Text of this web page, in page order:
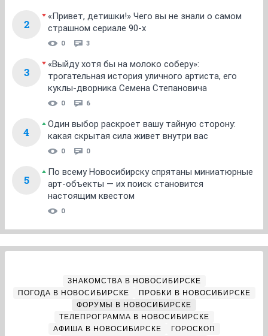
2
«Привет, детишки!» Чего вы не знали о самом
страшном сериале 90-х
0 3
3
«Выйду хотя бы на молоко соберу»:
трогательная история уличного артиста, его
куклы-дворника Семена Степановича
0 6
4
Один выбор раскроет вашу тайную сторону:
какая скрытая сила живет внутри вас
0 0
5
По всему Новосибирску спрятаны миниатюрные
арт-объекты — их поиск становится
настоящим квестом
0
ЗНАКОМСТВА В НОВОСИБИРСКЕ
ПОГОДА В НОВОСИБИРСКЕ
ПРОБКИ В НОВОСИБИРСКЕ
ФОРУМЫ В НОВОСИБИРСКЕ
ТЕЛЕПРОГРАММА В НОВОСИБИРСКЕ
АФИША В НОВОСИБИРСКЕ
ГОРОСКОП